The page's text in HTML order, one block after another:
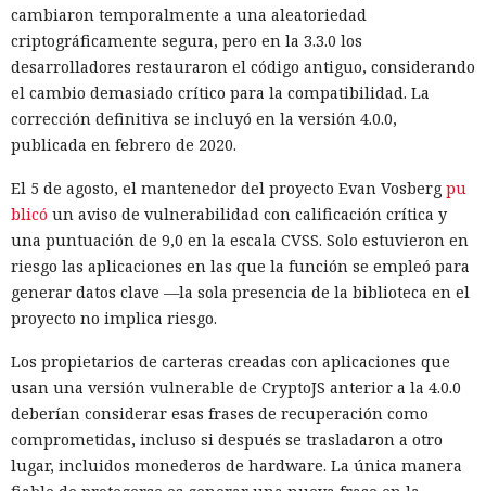
cambiaron temporalmente a una aleatoriedad
criptográficamente segura, pero en la 3.3.0 los
desarrolladores restauraron el código antiguo, considerando
el cambio demasiado crítico para la compatibilidad. La
corrección definitiva se incluyó en la versión 4.0.0,
publicada en febrero de 2020.
El 5 de agosto, el mantenedor del proyecto Evan Vosberg pu
blicó un aviso de vulnerabilidad con calificación crítica y
una puntuación de 9,0 en la escala CVSS. Solo estuvieron en
riesgo las aplicaciones en las que la función se empleó para
generar datos clave —la sola presencia de la biblioteca en el
proyecto no implica riesgo.
Los propietarios de carteras creadas con aplicaciones que
usan una versión vulnerable de CryptoJS anterior a la 4.0.0
deberían considerar esas frases de recuperación como
comprometidas, incluso si después se trasladaron a otro
lugar, incluidos monederos de hardware. La única manera